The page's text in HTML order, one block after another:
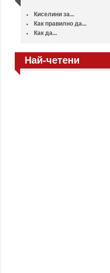
Киселини за...
Как правилно да...
Как да...
Най-четени